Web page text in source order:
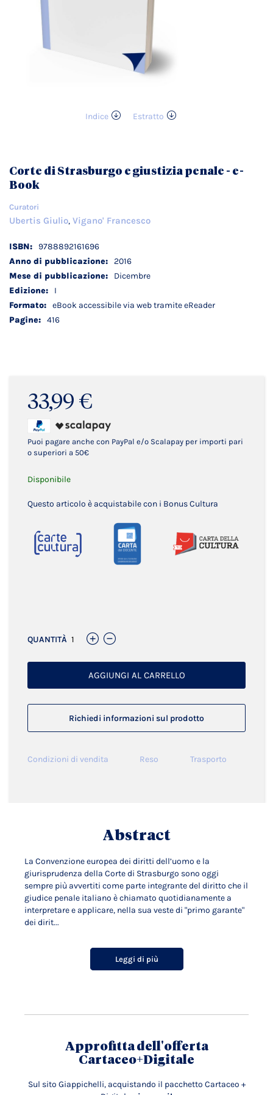
Indice
Estratto
galleria
di
immagini
33,99 €
Puoi pagare anche con PayPal e/o Scalapay per importi pari
o superiori a 50€
Disponibile
Questo articolo è acquistabile con i Bonus Cultura
QUANTITÀ
AGGIUNGI AL CARRELLO
Richiedi informazioni sul prodotto
Condizioni di vendita Reso Trasporto
Corte di Strasburgo e giustizia penale - e-
Book
Curatori
Ubertis Giulio, Vigano' Francesco
Dettagli
tecnici
9788892161696
2016
Dicembre
I
eBook accessibile via web tramite eReader
416
Abstract
La Convenzione europea dei diritti dell’uomo e la
giurisprudenza della Corte di Strasburgo sono oggi
sempre più avvertiti come parte integrante del diritto che il
giudice penale italiano è chiamato quotidianamente a
interpretare e applicare, nella sua veste di "primo garante"
dei dirit...
Leggi di più
Approfitta dell'offerta
Cartaceo+Digitale
Sul sito Giappichelli, acquistando il pacchetto Cartaceo +